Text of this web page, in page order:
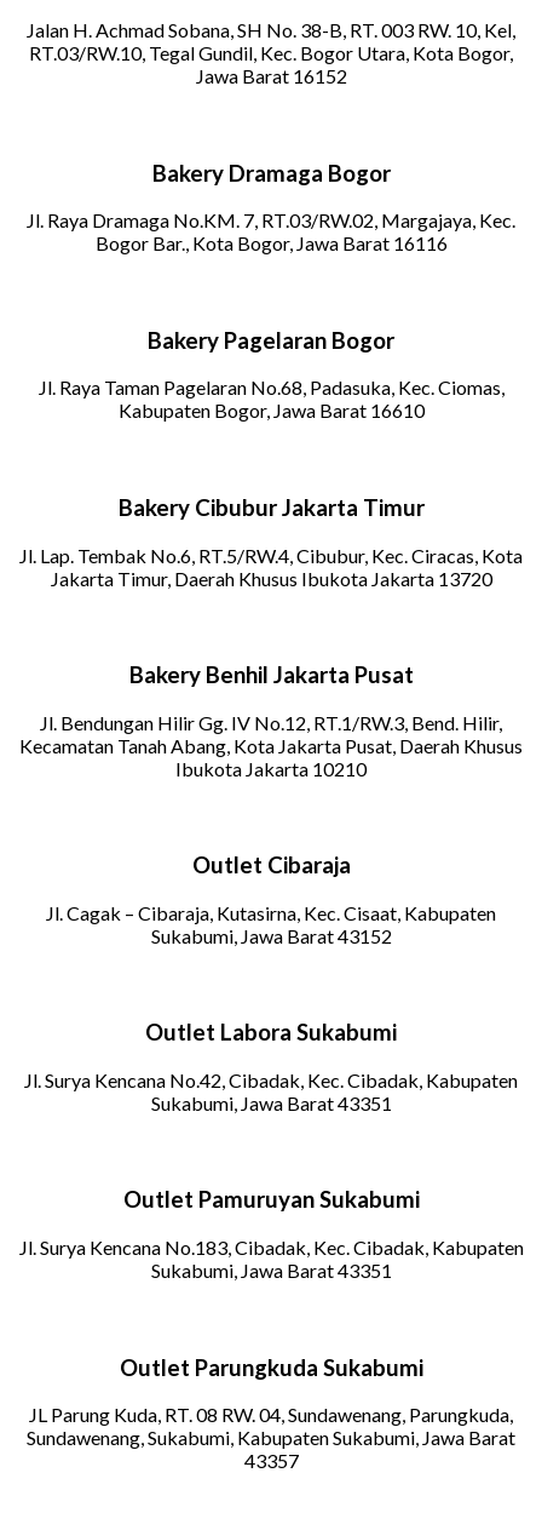
Jalan H. Achmad Sobana, SH No. 38-B, RT. 003 RW. 10, Kel,
RT.03/RW.10, Tegal Gundil, Kec. Bogor Utara, Kota Bogor,
Jawa Barat 16152
Bakery Dramaga Bogor
Jl. Raya Dramaga No.KM. 7, RT.03/RW.02, Margajaya, Kec.
Bogor Bar., Kota Bogor, Jawa Barat 16116
Bakery Pagelaran Bogor
Jl. Raya Taman Pagelaran No.68, Padasuka, Kec. Ciomas,
Kabupaten Bogor, Jawa Barat 16610
Bakery Cibubur Jakarta Timur
Jl. Lap. Tembak No.6, RT.5/RW.4, Cibubur, Kec. Ciracas, Kota
Jakarta Timur, Daerah Khusus Ibukota Jakarta 13720
Bakery Benhil Jakarta Pusat
Jl. Bendungan Hilir Gg. IV No.12, RT.1/RW.3, Bend. Hilir,
Kecamatan Tanah Abang, Kota Jakarta Pusat, Daerah Khusus
Ibukota Jakarta 10210
Outlet Cibaraja
Jl. Cagak – Cibaraja, Kutasirna, Kec. Cisaat, Kabupaten
Sukabumi, Jawa Barat 43152
Outlet Labora Sukabumi
Jl. Surya Kencana No.42, Cibadak, Kec. Cibadak, Kabupaten
Sukabumi, Jawa Barat 43351
Outlet Pamuruyan Sukabumi
Jl. Surya Kencana No.183, Cibadak, Kec. Cibadak, Kabupaten
Sukabumi, Jawa Barat 43351
Outlet Parungkuda Sukabumi
JL Parung Kuda, RT. 08 RW. 04, Sundawenang, Parungkuda,
Sundawenang, Sukabumi, Kabupaten Sukabumi, Jawa Barat
43357